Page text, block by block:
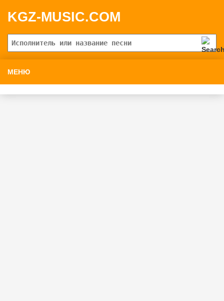
KGZ-MUSIC.COM
МЕНЮ